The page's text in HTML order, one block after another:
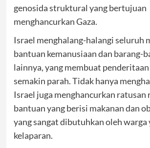
genosida struktural yang bertujuan
menghancurkan Gaza.
Israel menghalang-halangi seluruh
bantuan kemanusiaan dan barang-
lainnya, yang membuat penderitaan
semakin parah. Tidak hanya
Israel juga menghancurkan ratusan
bantuan yang berisi makanan dan
yang sangat dibutuhkan oleh warga
kelaparan.